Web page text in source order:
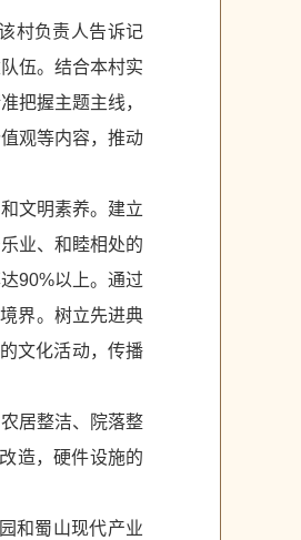
村负责人告诉记
伍。结合本村实
把握主题主线，
观等内容，推动
文明素养。建立
业、和睦相处的
90%以上。通过
界。树立先进典
文化活动，传播
居整洁、院落整
造，硬件设施的
和蜀山现代产业